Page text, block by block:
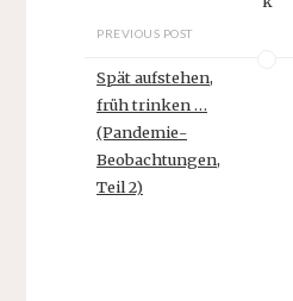
PREVIOUS POST
Spät aufstehen,
früh trinken …
(Pandemie-
Beobachtungen,
Teil 2)